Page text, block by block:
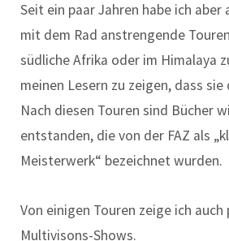
Seit ein paar Jahren habe ich aber
mit dem Rad anstrengende
südliche Afrika oder im Himalaya
meinen Lesern zu zeigen, dass sie
Nach diesen Touren sind Bücher
entstanden, die von der FAZ als
Meisterwerk“ bezeichnet wurden.
Von einigen Touren zeige ich auch
Multivisons-Shows.